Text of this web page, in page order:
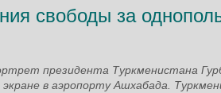
свободы за
президента Туркменистана
экране в аэропорту Ашхабада.